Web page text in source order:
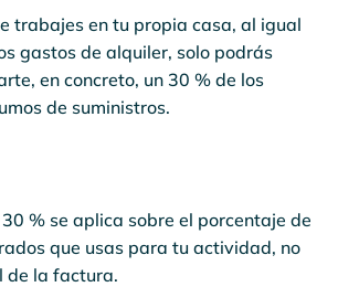
trabajes en tu propia casa, al igual
gastos de alquiler, solo podrás
en concreto, un 30 % de los
de suministros.
30 % se aplica sobre el porcentaje de
que usas para tu actividad, no
de la factura.